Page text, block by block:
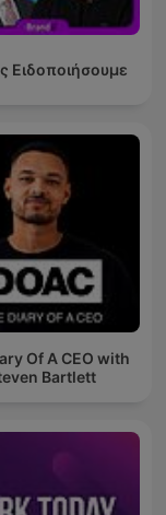
Ειδοποιήσουμε
Of A CEO with
Bartlett